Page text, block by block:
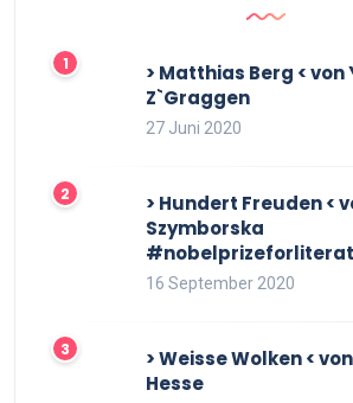
> Matthias Berg < von
Z`Graggen
27 Juni 2020
> Hundert Freuden <
Szymborska
16 September 2020
> Weisse Wolken <
Hesse